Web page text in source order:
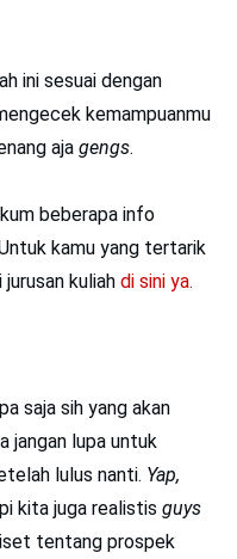
ini sesuai dengan
kemampuanmu
aja gengs.
beberapa info
kamu yang tertarik
kuliah di sini ya.
saja sih yang akan
jangan lupa untuk
lulus nanti. Yap,
kita juga realistis guys
tentang prospek